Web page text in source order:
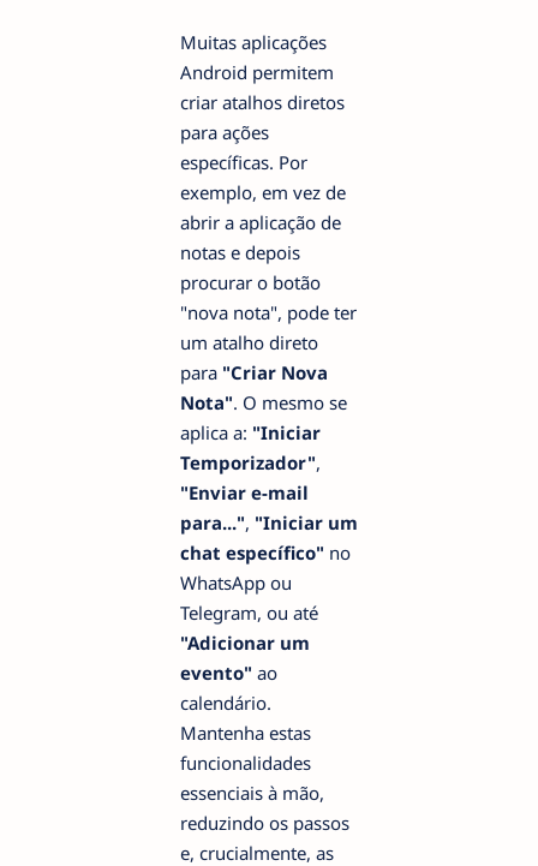
Muitas aplicações
Android permitem
criar atalhos diretos
para ações
específicas. Por
exemplo, em vez de
abrir a aplicação de
notas e depois
procurar o botão
"nova nota", pode ter
um atalho direto
para "Criar Nova
Nota". O mesmo se
aplica a: "Iniciar
Temporizador",
"Enviar e-mail
para...", "Iniciar um
chat específico" no
WhatsApp ou
Telegram, ou até
"Adicionar um
evento" ao
calendário.
Mantenha estas
funcionalidades
essenciais à mão,
reduzindo os passos
e, crucialmente, as